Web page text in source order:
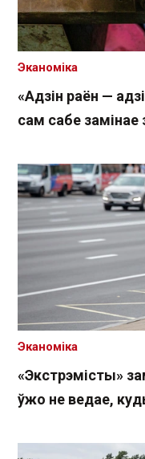
«Адзін раён —
сам сабе замінае
Эканоміка
«Экстрэмісты»
ўжо не ведае,
Эканоміка